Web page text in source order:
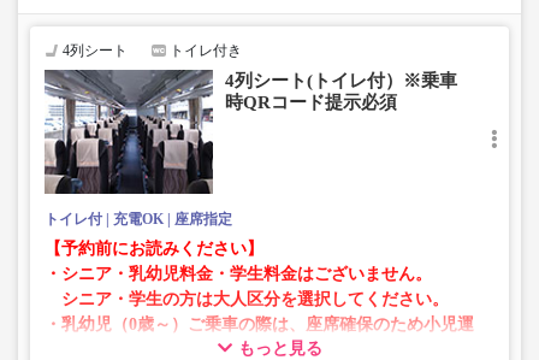
います。
お手数をおかけいたしますが、エラー表示が出た場合は、
たします。
4列シート トイレ付き
4列シート(トイレ付）※乗車
時QRコード提示必須
トイレ付 充電OK 座席指定
【予約前にお読みください】
・シニア・乳幼児料金・学生料金はございません。
シニア・学生の方は大人区分を選択してください。
・乳幼児（0歳～）ご乗車の際は、座席確保のため小児運
賃での乗車券が必要です。もっと見る